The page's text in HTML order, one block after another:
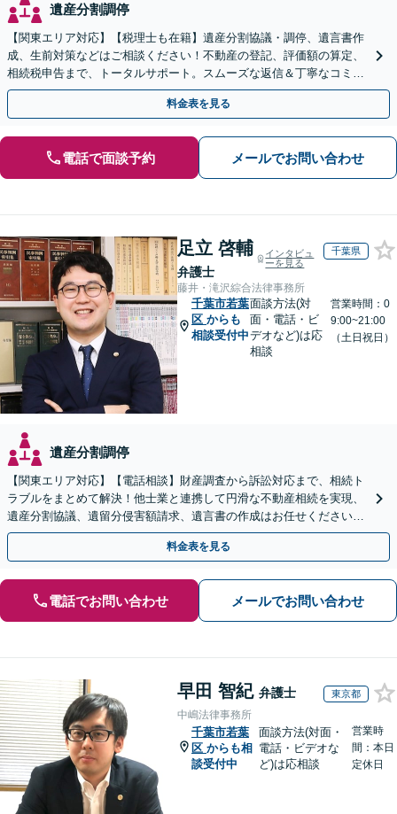
遺産分割調停
【関東エリア対応】【税理士も在籍】遺産分割協議・調停、遺言書作
成、生前対策などはご相談ください！不動産の登記、評価額の算定、
相続税申告まで、トータルサポート。スムーズな返信＆丁寧なコミュ
ニケーション◎お気軽にご相談ください。
料金表を見る
電話で面談予約 メールでお問い合わせ
足立 啓輔
弁護士
インタビュ
ーを見る
千葉県
藤井・滝沢綜合法律事務所
千葉市若葉
区 からも
相談受付中
面談方法(対
面・電話・ビ
デオなど)は応
相談
営業時間：0
9:00~21:00
（土日祝日）
遺産分割調停
【関東エリア対応】【電話相談】財産調査から訴訟対応まで、相続ト
ラブルをまとめて解決！他士業と連携して円滑な不動産相続を実現、
遺産分割協議、遺留分侵害額請求、遺言書の作成はお任せください。
明確な料金体系【オンライン面談可能】
料金表を見る
電話でお問い合わせ メールでお問い合わせ
早田 智紀 弁護士 東京都
中嶋法律事務所
千葉市若葉
区 からも相
談受付中
面談方法(対面・
電話・ビデオな
ど)は応相談
営業時
間：本日
定休日